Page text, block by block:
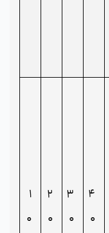
4
0
3
0
2
0
1
0